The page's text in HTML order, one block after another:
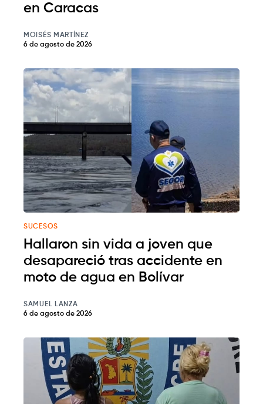
en Caracas
MOISÉS MARTÍNEZ
6 de agosto de 2026
SUCESOS
Hallaron sin vida a joven que
desapareció tras accidente en
moto de agua en Bolívar
SAMUEL LANZA
6 de agosto de 2026